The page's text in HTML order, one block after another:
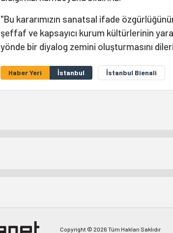
"Bu kararımızın sanatsal ifade
şeffaf ve kapsayıcı kurum kültürlerinin
yönde bir diyalog zemini oluşturmasını
Haber Yeri İstanbul İstanbul Bienali
Copyright © 2026 Tüm Hakları Saklıdır